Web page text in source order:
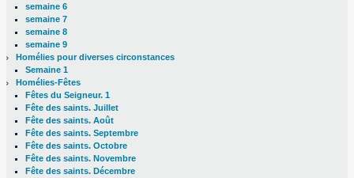
semaine 6
semaine 7
semaine 8
semaine 9
Homélies pour diverses circonstances
Semaine 1
Homélies-Fêtes
Fêtes du Seigneur. 1
Fête des saints. Juillet
Fête des saints. Août
Fête des saints. Septembre
Fête des saints. Octobre
Fête des saints. Novembre
Fête des saints. Décembre